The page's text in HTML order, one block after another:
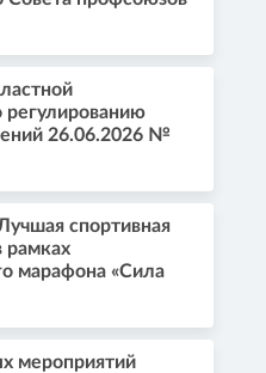
регулированию
26.06.2026 №
спортивная
рамках
марафона «Сила
мероприятий